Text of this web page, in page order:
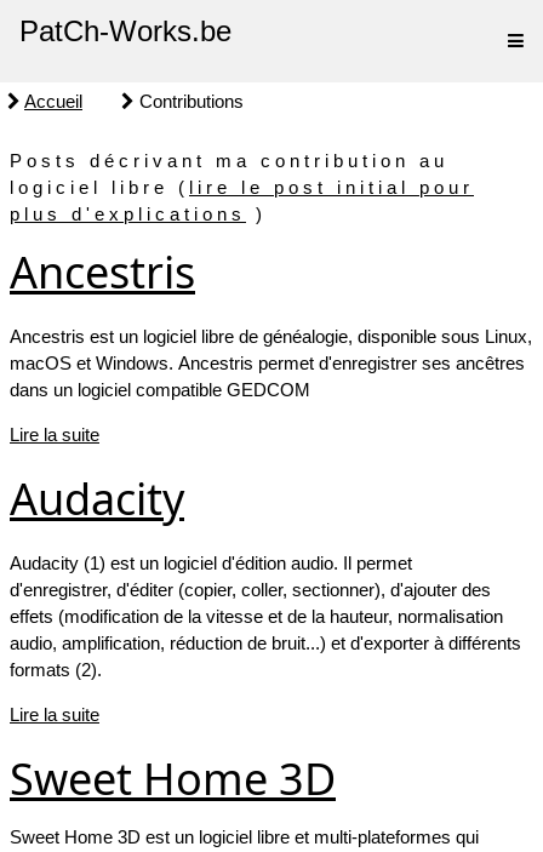
PatCh-Works.be
Accueil Contributions
Posts décrivant ma contribution au
logiciel libre ( lire le post initial pour
plus d'explications
)
Ancestris
Ancestris est un logiciel libre de généalogie, disponible sous Linux,
macOS et Windows. Ancestris permet d'enregistrer ses ancêtres
dans un logiciel compatible GEDCOM
Lire la suite
Audacity
Audacity (1) est un logiciel d'édition audio. Il permet
d'enregistrer, d'éditer (copier, coller, sectionner), d'ajouter des
effets (modification de la vitesse et de la hauteur, normalisation
audio, amplification, réduction de bruit...) et d'exporter à différents
formats (2).
Lire la suite
Sweet Home 3D
Sweet Home 3D est un logiciel libre et multi-plateformes qui